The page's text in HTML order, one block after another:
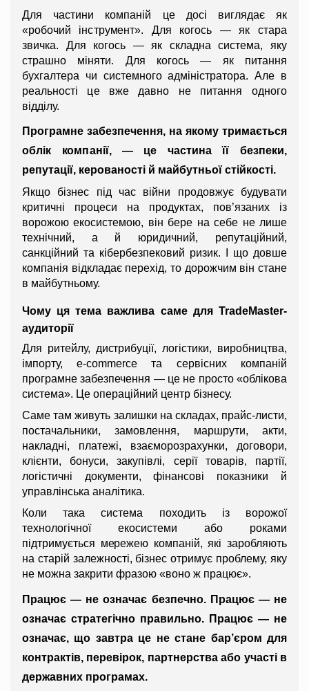
Для частини компаній це досі виглядає як
«робочий інструмент». Для когось — як стара
звичка. Для когось — як складна система, яку
страшно міняти. Для когось — як питання
бухгалтера чи системного адміністратора. Але в
реальності це вже давно не питання одного
відділу.
Програмне забезпечення, на якому тримається
облік компанії, — це частина її безпеки,
репутації, керованості й майбутньої стійкості.
Якщо бізнес під час війни продовжує будувати
критичні процеси на продуктах, пов’язаних із
ворожою екосистемою, він бере на себе не лише
технічний, а й юридичний, репутаційний,
санкційний та кібербезпековий ризик. І що довше
компанія відкладає перехід, то дорожчим він стане
в майбутньому.
Чому ця тема важлива саме для TradeMaster-
аудиторії
Для ритейлу, дистрибуції, логістики, виробництва,
імпорту, e-commerce та сервісних компаній
програмне забезпечення — це не просто «облікова
система». Це операційний центр бізнесу.
Саме там живуть залишки на складах, прайс-листи,
постачальники, замовлення, маршрути, акти,
накладні, платежі, взаєморозрахунки, договори,
клієнти, бонуси, закупівлі, серії товарів, партії,
логістичні документи, фінансові показники й
управлінська аналітика.
Коли така система походить із ворожої
технологічної екосистеми або роками
підтримується мережею компаній, які заробляють
на старій залежності, бізнес отримує проблему, яку
не можна закрити фразою «воно ж працює».
Працює — не означає безпечно. Працює — не
означає стратегічно правильно. Працює — не
означає, що завтра це не стане бар’єром для
контрактів, перевірок, партнерства або участі в
державних програмах.